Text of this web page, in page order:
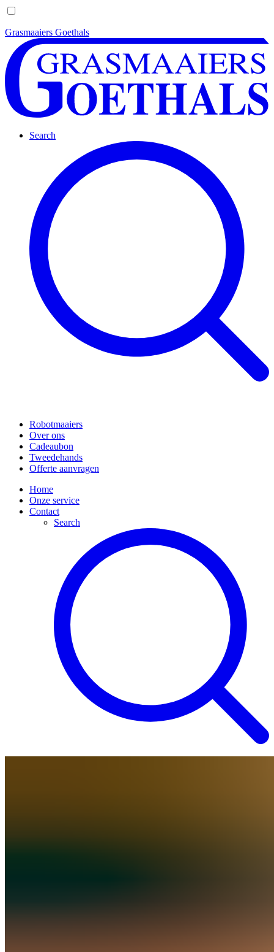
Grasmaaiers Goethals
Search
Robotmaaiers
Over ons
Cadeaubon
Tweedehands
Offerte aanvragen
Home
Onze service
Contact
Search